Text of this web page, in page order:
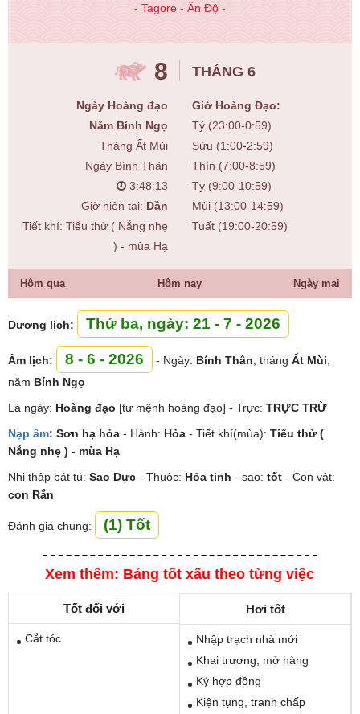
- Tagore - Ấn Độ -
8
Ngày Hoàng đạo
Năm Bính Ngọ
Tháng Ất Mùi
Ngày Bính Thân
3:48:14
Giờ hiện tại: Dần
Tiết khí: Tiểu thử ( Nắng nhẹ
) - mùa Hạ
THÁNG 6
Giờ Hoàng Đạo:
Tý (23:00-0:59)
Sửu (1:00-2:59)
Thìn (7:00-8:59)
Tỵ (9:00-10:59)
Mùi (13:00-14:59)
Tuất (19:00-20:59)
Hôm qua Hôm nay Ngày mai
Dương lịch: Thứ ba, ngày: 21 - 7 - 2026
Âm lịch: 8 - 6 - 2026 - Ngày: Bính Thân , tháng Ất Mùi
năm Bính Ngọ
Là ngày: Hoàng đạo [tư mệnh hoàng đạo] - Trực: TRỰC TRỪ
Nạp âm: Sơn hạ hỏa - Hành: Hỏa - Tiết khí(mùa): Tiểu thử (
Nắng nhẹ ) - mùa Hạ
Nhị thập bát tú: Sao Dực - Thuộc: Hỏa tinh - sao: tốt - Con vật:
con Rắn
Đánh giá chung: (1) Tốt
Xem thêm: Bảng tốt xấu theo từng việc
Tốt đối với
Cắt tóc
Hơi tốt
Nhập trạch nhà mới
Khai trương, mở hàng
Ký hợp đồng
Kiện tụng, tranh chấp